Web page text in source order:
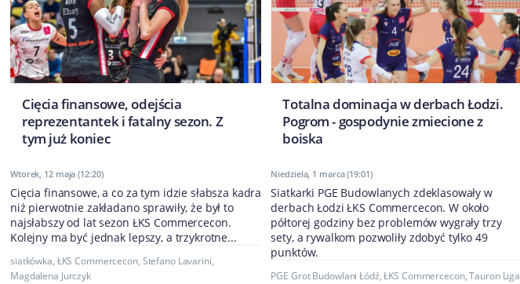
Cięcia finansowe, odejścia
reprezentantek i fatalny sezon. Z
tym już koniec
Wtorek, 12 maja (12:20)
Cięcia finansowe, a co za tym idzie słabsza kadra
niż pierwotnie zakładano sprawiły, że był to
najsłabszy od lat sezon ŁKS Commercecon.
Kolejny ma być jednak lepszy, a trzykrotne...
siatkówka, ŁKS Commercecon, Stefano Lavarini,
Magdalena Jurczyk
Totalna dominacja w derbach Łodzi.
Pogrom - gospodynie zmiecione z
boiska
Niedziela, 1 marca (19:01)
Siatkarki PGE Budowlanych zdeklasowały w
derbach Łodzi ŁKS Commercecon. W około
półtorej godziny bez problemów wygrały trzy
sety, a rywalkom pozwoliły zdobyć tylko 49
punktów.
PGE Grot Budowlani Łódź,ŁKS Commercecon,Tauron Liga